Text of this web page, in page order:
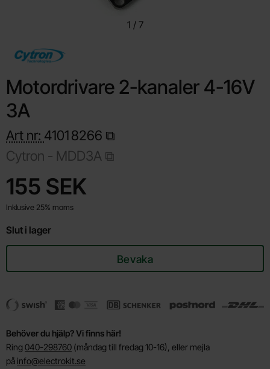
1 / 7
Motordrivare 2-kanaler 4-16V
3A
Art nr: 41018266
Cytron - MDD3A
pris
155 SEK
Inklusive 25% moms
Slut i lager
Bevaka
Behöver du hjälp? Vi finns här!
Ring 040-298760 (måndag till fredag 10-16), eller mejla
på info@electrokit.se